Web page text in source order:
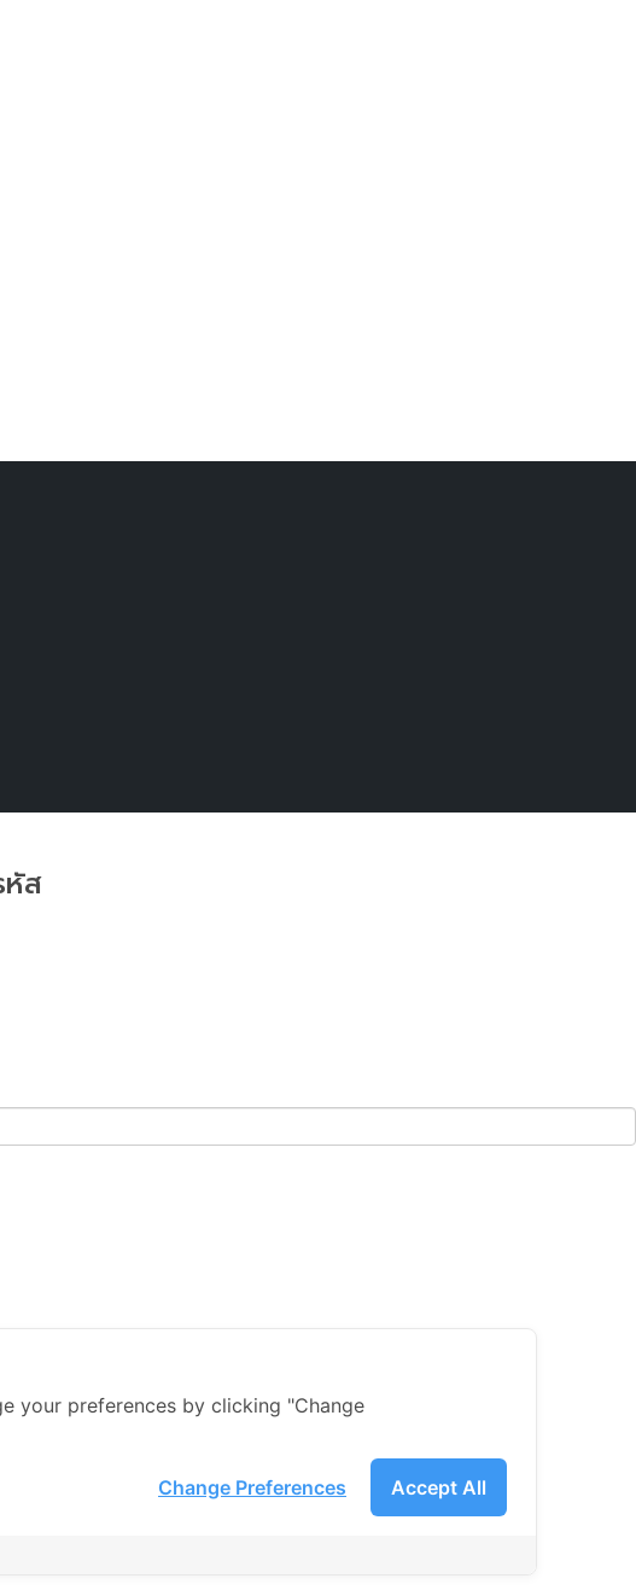
หัส
your preferences by clicking "Change
Accept All
Change Preferences